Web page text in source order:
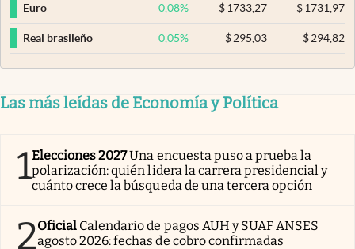
Euro 0,08% $ 1733,27 $1731,97
Real brasileño 0,05% $ 295,03 $294,82
Las más leídas de Economía y Política
1Elecciones 2027Una encuesta puso a prueba la
polarización: quién lidera la carrera presidencial y
cuánto crece la búsqueda de una tercera opción
2Oficial Calendario de pagos AUH y SUAF ANSES
agosto 2026: fechas de cobro confirmadas